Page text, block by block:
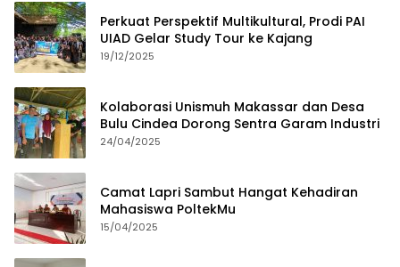
Perkuat Perspektif Multikultural, Prodi PAI
UIAD Gelar Study Tour ke Kajang
19/12/2025
Kolaborasi Unismuh Makassar dan Desa
Bulu Cindea Dorong Sentra Garam Industri
24/04/2025
Camat Lapri Sambut Hangat Kehadiran
Mahasiswa PoltekMu
15/04/2025